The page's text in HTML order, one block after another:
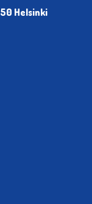
Helsinki